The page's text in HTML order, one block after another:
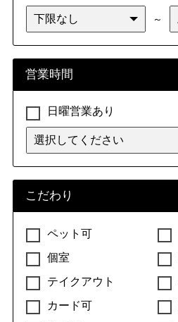
～
営業時間
日曜営業あり
こだわり
ペット可
個室
テイクアウト
カード可